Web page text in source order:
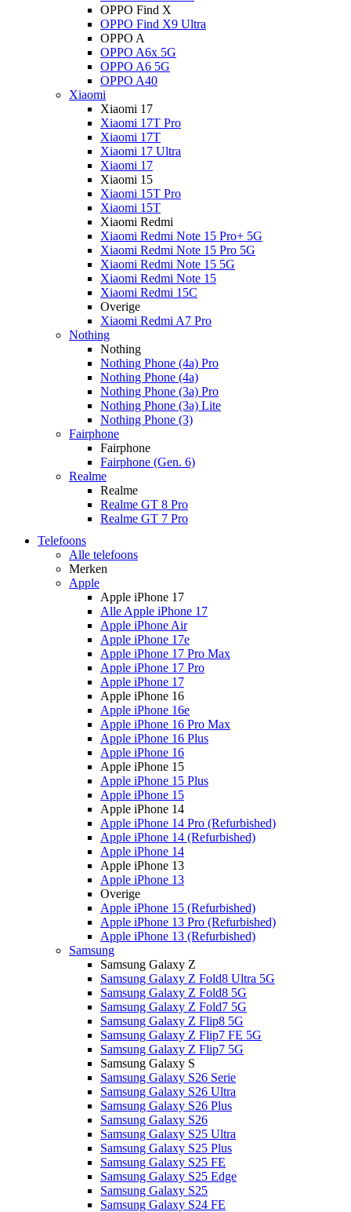
OPPO Find X
OPPO Find X9 Ultra
OPPO A
OPPO A6x 5G
OPPO A6 5G
OPPO A40
Xiaomi
Xiaomi 17
Xiaomi 17T Pro
Xiaomi 17T
Xiaomi 17 Ultra
Xiaomi 17
Xiaomi 15
Xiaomi 15T Pro
Xiaomi 15T
Xiaomi Redmi
Xiaomi Redmi Note 15 Pro+ 5G
Xiaomi Redmi Note 15 Pro 5G
Xiaomi Redmi Note 15 5G
Xiaomi Redmi Note 15
Xiaomi Redmi 15C
Overige
Xiaomi Redmi A7 Pro
Nothing
Nothing
Nothing Phone (4a) Pro
Nothing Phone (4a)
Nothing Phone (3a) Pro
Nothing Phone (3a) Lite
Nothing Phone (3)
Fairphone
Fairphone
Fairphone (Gen. 6)
Realme
Realme
Realme GT 8 Pro
Realme GT 7 Pro
Telefoons
Alle telefoons
Merken
Apple
Apple iPhone 17
Alle Apple iPhone 17
Apple iPhone Air
Apple iPhone 17e
Apple iPhone 17 Pro Max
Apple iPhone 17 Pro
Apple iPhone 17
Apple iPhone 16
Apple iPhone 16e
Apple iPhone 16 Pro Max
Apple iPhone 16 Plus
Apple iPhone 16
Apple iPhone 15
Apple iPhone 15 Plus
Apple iPhone 15
Apple iPhone 14
Apple iPhone 14 Pro (Refurbished)
Apple iPhone 14 (Refurbished)
Apple iPhone 14
Apple iPhone 13
Apple iPhone 13
Overige
Apple iPhone 15 (Refurbished)
Apple iPhone 13 Pro (Refurbished)
Apple iPhone 13 (Refurbished)
Samsung
Samsung Galaxy Z
Samsung Galaxy Z Fold8 Ultra 5G
Samsung Galaxy Z Fold8 5G
Samsung Galaxy Z Fold7 5G
Samsung Galaxy Z Flip8 5G
Samsung Galaxy Z Flip7 FE 5G
Samsung Galaxy Z Flip7 5G
Samsung Galaxy S
Samsung Galaxy S26 Serie
Samsung Galaxy S26 Ultra
Samsung Galaxy S26 Plus
Samsung Galaxy S26
Samsung Galaxy S25 Ultra
Samsung Galaxy S25 Plus
Samsung Galaxy S25 FE
Samsung Galaxy S25 Edge
Samsung Galaxy S25
Samsung Galaxy S24 FE